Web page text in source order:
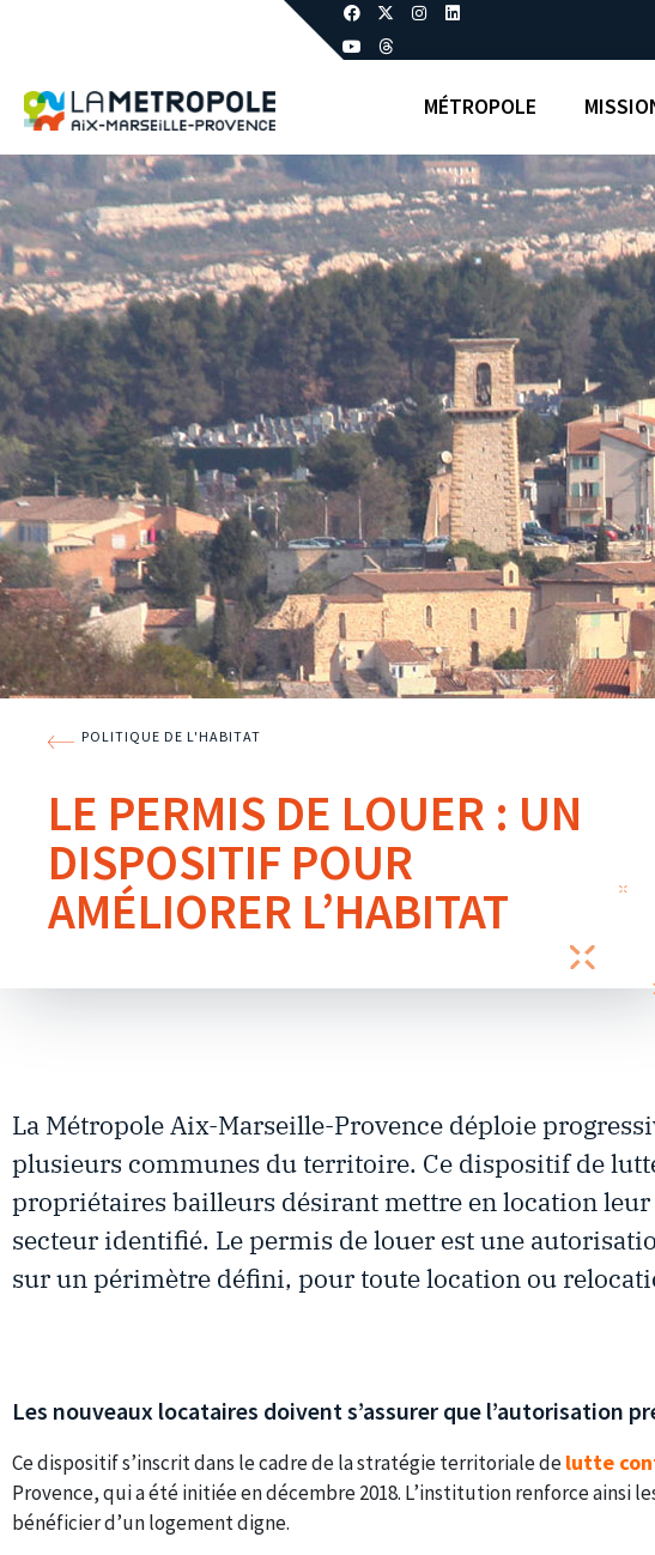
MÉTROPOLE
POLITIQUE DE L'HABITAT
LE PERMIS DE LOUER : UN
DISPOSITIF POUR
AMÉLIORER L’HABITAT
La Métropole Aix-Marseille-Provence déploie
plusieurs communes du territoire. Ce dispositif de
propriétaires bailleurs désirant mettre en location
secteur identifié. Le permis de louer est une
sur un périmètre défini, pour toute location ou
Les nouveaux locataires doivent s’assurer que l’autorisation
Ce dispositif s’inscrit dans le cadre de la stratégie territoriale delutte
Provence, qui a été initiée en décembre 2018. L’institution renforce
bénéficier d’un logement digne.